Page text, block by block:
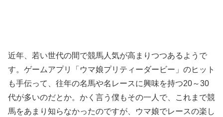
近年、若い世代の間で競馬人気が高まりつつあるようで
す。ゲームアプリ「ウマ娘プリティーダービー」のヒット
も手伝って、往年の名馬や名レースに興味を持つ20～30
代が多いのだとか。かく言う僕もその一人で、これまで競
馬をあまり知らなかったのですが、ウマ娘でレースの楽し